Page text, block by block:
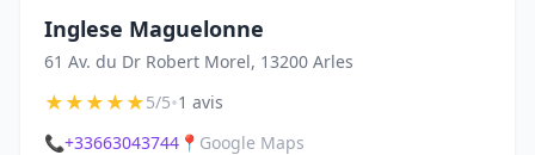
Inglese Maguelonne
61 Av. du Dr Robert Morel, 13200 Arles
★★★★★5/5•1 avis
📞+33663043744 📍 Google Maps